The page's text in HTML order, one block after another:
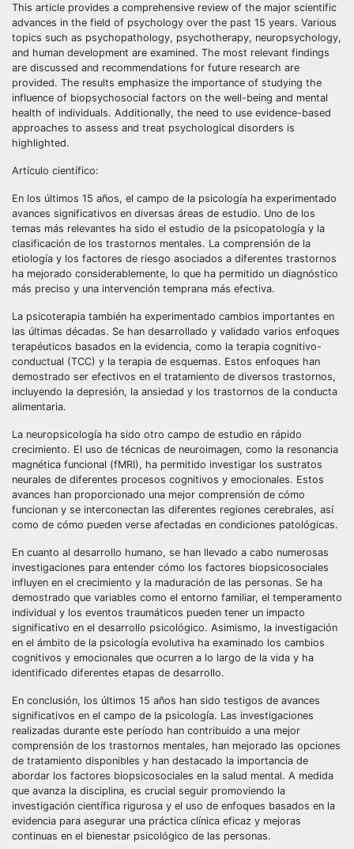
This article provides a comprehensive review of the major scientific
advances in the field of psychology over the past 15 years. Various
topics such as psychopathology, psychotherapy, neuropsychology,
and human development are examined. The most relevant findings
are discussed and recommendations for future research are
provided. The results emphasize the importance of studying the
influence of biopsychosocial factors on the well-being and mental
health of individuals. Additionally, the need to use evidence-based
approaches to assess and treat psychological disorders is
highlighted.
Artículo científico:
En los últimos 15 años, el campo de la psicología ha experimentado
avances significativos en diversas áreas de estudio. Uno de los
temas más relevantes ha sido el estudio de la psicopatología y la
clasificación de los trastornos mentales. La comprensión de la
etiología y los factores de riesgo asociados a diferentes trastornos
ha mejorado considerablemente, lo que ha permitido un diagnóstico
más preciso y una intervención temprana más efectiva.
La psicoterapia también ha experimentado cambios importantes en
las últimas décadas. Se han desarrollado y validado varios enfoques
terapéuticos basados en la evidencia, como la terapia cognitivo-
conductual (TCC) y la terapia de esquemas. Estos enfoques han
demostrado ser efectivos en el tratamiento de diversos trastornos,
incluyendo la depresión, la ansiedad y los trastornos de la conducta
alimentaria.
La neuropsicología ha sido otro campo de estudio en rápido
crecimiento. El uso de técnicas de neuroimagen, como la resonancia
magnética funcional (fMRI), ha permitido investigar los sustratos
neurales de diferentes procesos cognitivos y emocionales. Estos
avances han proporcionado una mejor comprensión de cómo
funcionan y se interconectan las diferentes regiones cerebrales, así
como de cómo pueden verse afectadas en condiciones patológicas.
En cuanto al desarrollo humano, se han llevado a cabo numerosas
investigaciones para entender cómo los factores biopsicosociales
influyen en el crecimiento y la maduración de las personas. Se ha
demostrado que variables como el entorno familiar, el temperamento
individual y los eventos traumáticos pueden tener un impacto
significativo en el desarrollo psicológico. Asimismo, la investigación
en el ámbito de la psicología evolutiva ha examinado los cambios
cognitivos y emocionales que ocurren a lo largo de la vida y ha
identificado diferentes etapas de desarrollo.
En conclusión, los últimos 15 años han sido testigos de avances
significativos en el campo de la psicología. Las investigaciones
realizadas durante este período han contribuido a una mejor
comprensión de los trastornos mentales, han mejorado las opciones
de tratamiento disponibles y han destacado la importancia de
abordar los factores biopsicosociales en la salud mental. A medida
que avanza la disciplina, es crucial seguir promoviendo la
investigación científica rigurosa y el uso de enfoques basados en la
evidencia para asegurar una práctica clínica eficaz y mejoras
continuas en el bienestar psicológico de las personas.